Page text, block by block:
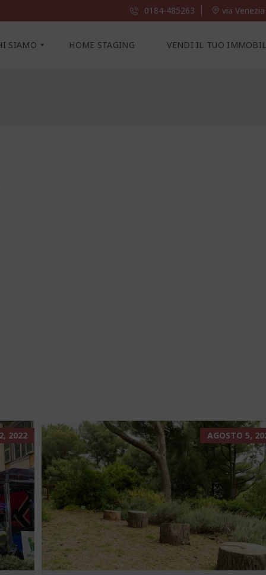
0184-485263 via
SIAMO HOME STAGING VENDI IL TUO
2022 AGOSTO 5,